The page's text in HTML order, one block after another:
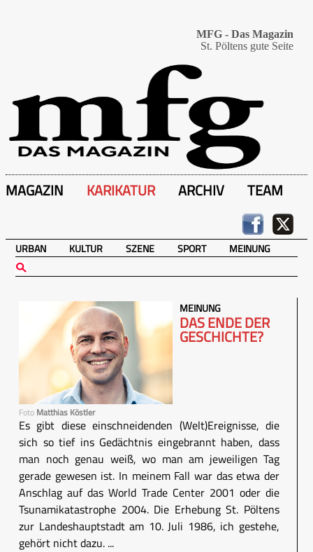
MFG - Das Magazin
St. Pöltens gute Seite
MAGAZIN KARIKATUR ARCHIV TEAM
URBAN KULTUR SZENE SPORT MEINUNG
Foto Matthias Köstler
MEINUNG
DAS ENDE DER
GESCHICHTE?
Es gibt diese einschneidenden (Welt)Ereignisse, die
sich so tief ins Gedächtnis eingebrannt haben, dass
man noch genau weiß, wo man am jeweiligen Tag
gerade gewesen ist. In meinem Fall war das etwa der
Anschlag auf das World Trade Center 2001 oder die
Tsunamikatastrophe 2004. Die Erhebung St. Pöltens
zur Landeshauptstadt am 10. Juli 1986, ich gestehe,
gehört nicht dazu. ...